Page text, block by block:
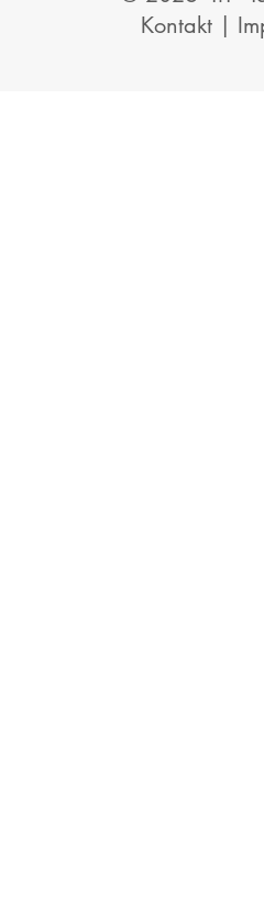
Kontakt |